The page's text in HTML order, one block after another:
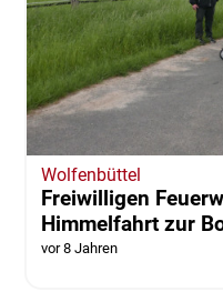
Wolfenbüttel
Freiwilligen
Himmelfahrt zur
vor 8 Jahren